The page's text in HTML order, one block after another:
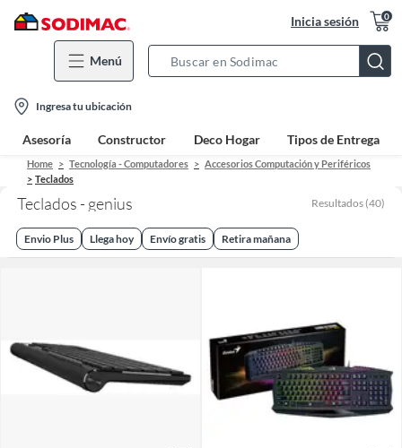
Inicia sesión 0
Menú
Bar
location-
icon
Ingresa tu ubicación
Asesoría Constructor Deco Hogar Tipos de Entrega
Home Tecnología - Computadores
Accesorios Computación y Periféricos
Teclados
Teclados - genius Resultados (40)
Envio Plus Llega hoy Envío gratis Retira mañana